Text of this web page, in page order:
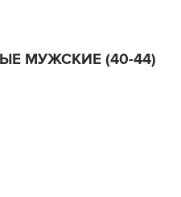
МУЖСКИЕ (40-44)